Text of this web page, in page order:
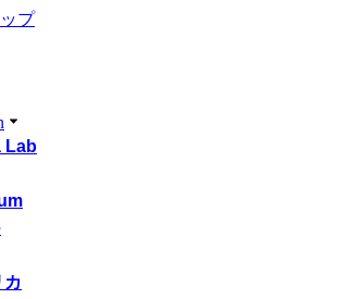
プ
Lab
カ